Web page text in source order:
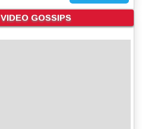
VIDEO GOSSIPS